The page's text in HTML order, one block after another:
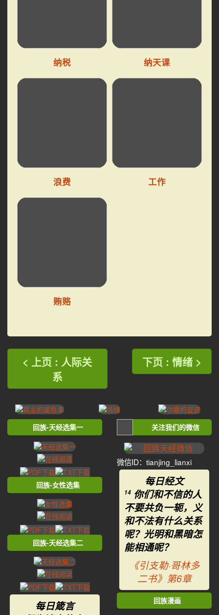
纳税 纳天课
浪费 工作
贿赂
< 上页 : 人际关
系
下页 : 情绪 >
回族-天经选集一
回族-女性选集
回族-天经选集二
每日箴言
关注我们的微信
微信ID：tianjing_lianxi
每日经文
14 你们和不信的人
不要共负一轭，义
和不法有什么关系
呢？光明和黑暗怎
能相通呢？
《引支勒·哥林多
二书》第6章
回族漫画